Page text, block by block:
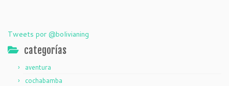
Tweets por @bolivianing
categorías
aventura
cochabamba